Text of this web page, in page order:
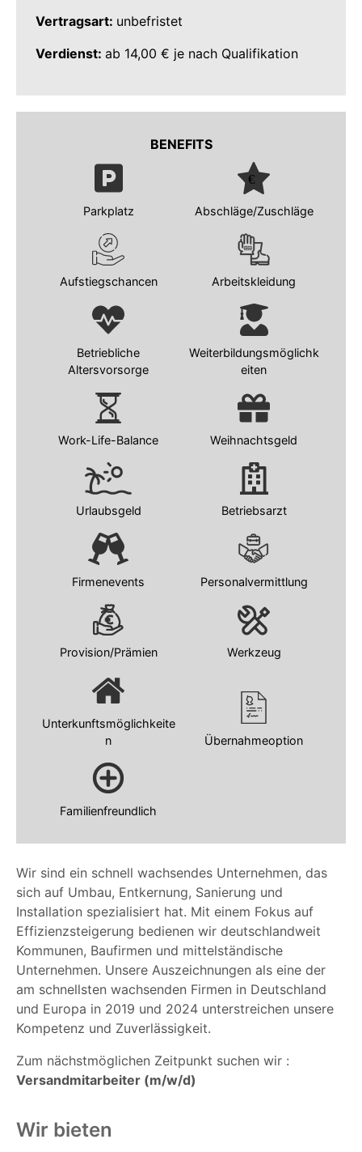
Wir sind ein schnell wachsendes Unternehmen, das
sich auf Umbau, Entkernung, Sanierung und
Installation spezialisiert hat. Mit einem Fokus auf
Effizienzsteigerung bedienen wir deutschlandweit
Kommunen, Baufirmen und mittelständische
Unternehmen. Unsere Auszeichnungen als eine der
am schnellsten wachsenden Firmen in Deutschland
und Europa in 2019 und 2024 unterstreichen unsere
Kompetenz und Zuverlässigkeit.
Zum nächstmöglichen Zeitpunkt suchen wir :
Versandmitarbeiter (m/w/d)
Wir bieten
Vertragsart: unbefristet
Verdienst: ab 14,00 € je nach Qualifikation
BENEFITS
Parkplatz Abschläge/Zuschläge
Aufstiegschancen Arbeitskleidung
Betriebliche
Altersvorsorge
Weiterbildungsmöglichk
eiten
Work-Life-Balance Weihnachtsgeld
Urlaubsgeld Betriebsarzt
Firmenevents Personalvermittlung
Provision/Prämien Werkzeug
Unterkunftsmöglichkeite
n
Übernahmeoption
Familienfreundlich